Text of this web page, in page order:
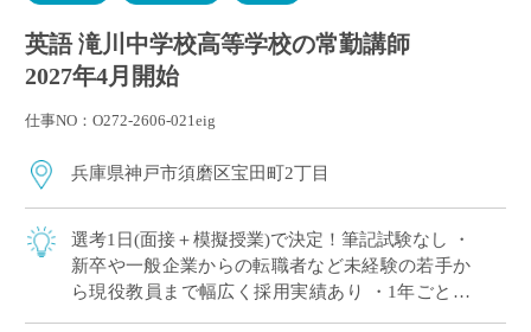
英語 滝川中学校高等学校の常勤講師
2027年4月開始
仕事NO：O272-2606-021eig
兵庫県神戸市須磨区宝田町2丁目
選考1日(面接＋模擬授業)で決定！筆記試験なし ・
新卒や一般企業からの転職者など未経験の若手か
ら現役教員まで幅広く採用実績あり ・1年ごとに